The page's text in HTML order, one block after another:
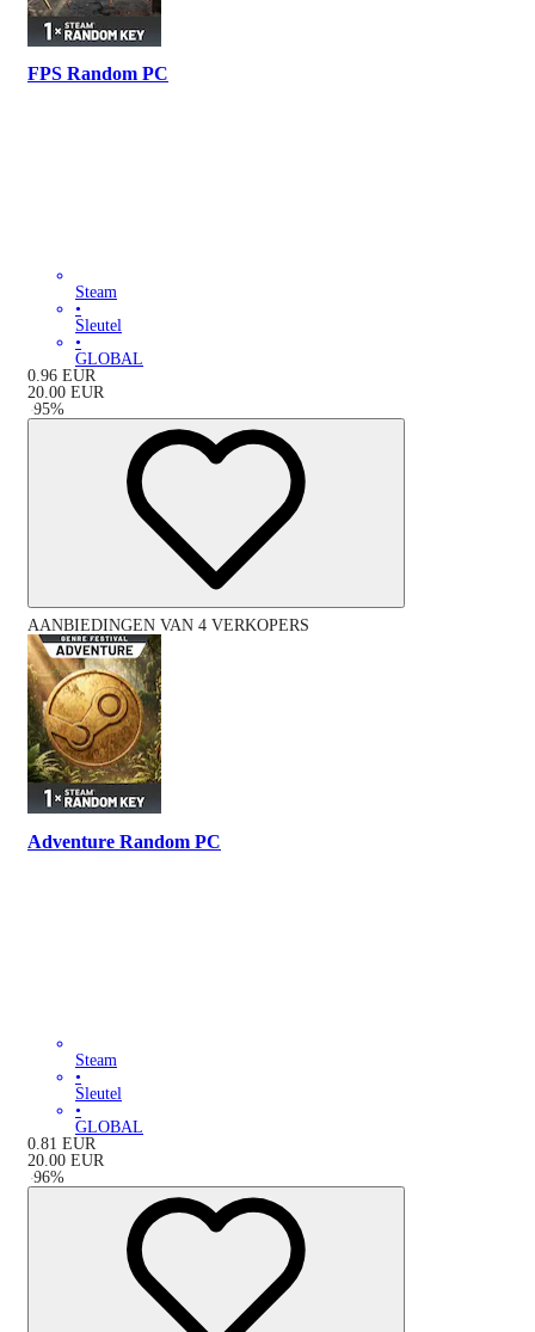
FPS Random PC
Steam
•
Sleutel
•
GLOBAL
0.96 EUR
20.00 EUR
-95%
AANBIEDINGEN VAN 4 VERKOPERS
Adventure Random PC
Steam
•
Sleutel
•
GLOBAL
0.81 EUR
20.00 EUR
-96%